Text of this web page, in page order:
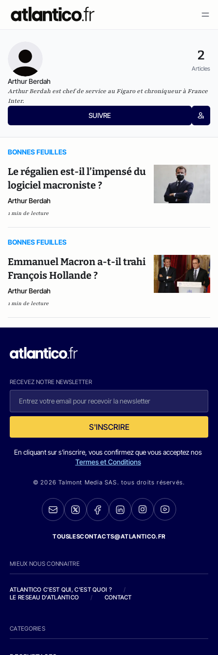
2
Articles
Arthur Berdah
Arthur Berdah est chef de service au Figaro et chroniqueur à France
Inter.
SUIVRE
BONNES FEUILLES
Le régalien est-il l’impensé du
logiciel macroniste ?
Arthur Berdah
1 min de lecture
BONNES FEUILLES
Emmanuel Macron a-t-il trahi
François Hollande ?
Arthur Berdah
1 min de lecture
RECEVEZ NOTRE NEWSLETTER
S'INSCRIRE
En cliquant sur s'inscrire, vous confirmez que vous acceptez nos
Termes et Conditions
© 2026 Talmont Media SAS. tous droits réservés.
TOUSLESCONTACTS@ATLANTICO.FR
MIEUX NOUS CONNAITRE
ATLANTICO C'EST QUI, C'EST QUOI ?
/
LE RESEAU D'ATLANTICO
/ CONTACT
CATEGORIES